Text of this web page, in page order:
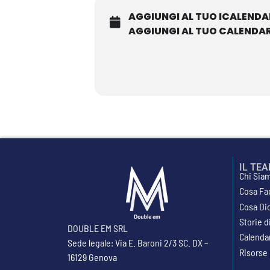
AGGIUNGI AL TUO
AGGIUNGI AL TUO
DOUBLE EM SRL
Sede legale: Via E. Baroni 2/3 SC. DX –
16129 Genova
IL
Chi
Cosa
Cosa
Storie
Risorse